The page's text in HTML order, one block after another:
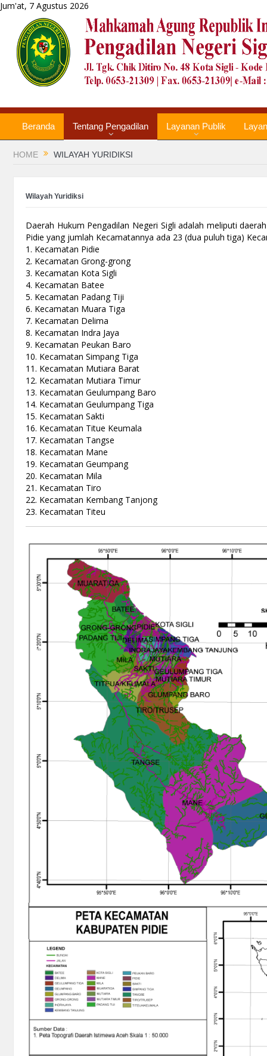
Jum'at, 7 Agustus 2026
Beranda Tentang Pengadilan Layanan Publik
HOME WILAYAH YURIDIKSI
Wilayah Yuridiksi
Daerah Hukum Pengadilan Negeri Sigli adalah meliputi
Pidie yang jumlah Kecamatannya ada 23 (dua puluh tiga)
1. Kecamatan Pidie
2. Kecamatan Grong-grong
3. Kecamatan Kota Sigli
4. Kecamatan Batee
5. Kecamatan Padang Tiji
6. Kecamatan Muara Tiga
7. Kecamatan Delima
8. Kecamatan Indra Jaya
9. Kecamatan Peukan Baro
10. Kecamatan Simpang Tiga
11. Kecamatan Mutiara Barat
12. Kecamatan Mutiara Timur
13. Kecamatan Geulumpang Baro
14. Kecamatan Geulumpang Tiga
15. Kecamatan Sakti
16. Kecamatan Titue Keumala
17. Kecamatan Tangse
18. Kecamatan Mane
19. Kecamatan Geumpang
20. Kecamatan Mila
21. Kecamatan Tiro
22. Kecamatan Kembang Tanjong
23. Kecamatan Titeu